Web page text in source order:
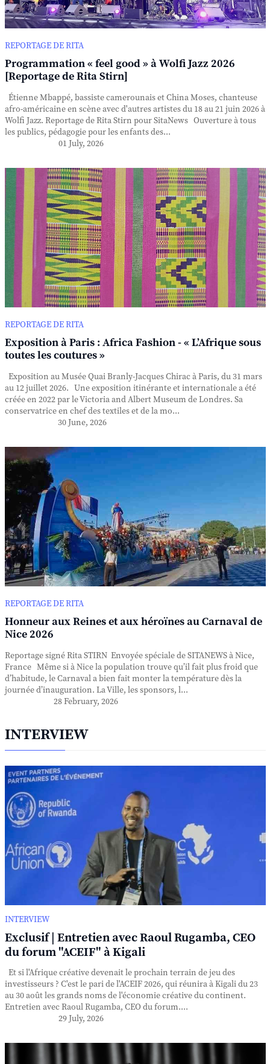
REPORTAGE DE RITA
Programmation « feel good » à Wolfi Jazz 2026
[Reportage de Rita Stirn]
Étienne Mbappé, bassiste camerounais et China Moses, chanteuse
afro-américaine en scène avec d'autres artistes du 18 au 21 juin 2026 à
Wolfi Jazz. Reportage de Rita Stirn pour SitaNews Ouverture à tous
les publics, pédagogie pour les enfants des...
01 July, 2026
REPORTAGE DE RITA
Exposition à Paris : Africa Fashion - « L’Afrique sous
toutes les coutures »
Exposition au Musée Quai Branly-Jacques Chirac à Paris, du 31 mars
au 12 juillet 2026. Une exposition itinérante et internationale a été
créée en 2022 par le Victoria and Albert Museum de Londres. Sa
conservatrice en chef des textiles et de la mo...
30 June, 2026
REPORTAGE DE RITA
Honneur aux Reines et aux héroïnes au Carnaval de
Nice 2026
Reportage signé Rita STIRN Envoyée spéciale de SITANEWS à Nice,
France Même si à Nice la population trouve qu’il fait plus froid que
d’habitude, le Carnaval a bien fait monter la température dès la
journée d’inauguration. La Ville, les sponsors, l...
28 February, 2026
INTERVIEW
INTERVIEW
Exclusif | Entretien avec Raoul Rugamba, CEO
du forum "ACEIF" à Kigali
Et si l'Afrique créative devenait le prochain terrain de jeu des
investisseurs ? C'est le pari de l'ACEIF 2026, qui réunira à Kigali du 23
au 30 août les grands noms de l'économie créative du continent.
Entretien avec Raoul Rugamba, CEO du forum....
29 July, 2026